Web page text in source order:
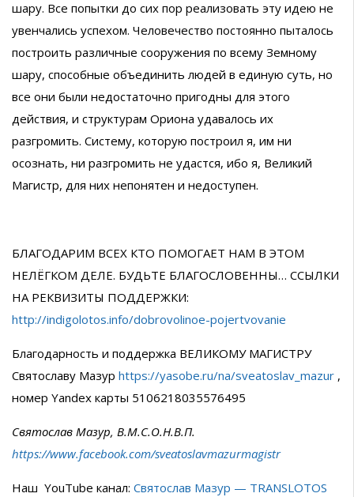
шару. Все попытки до сих пор реализовать эту идею не
увенчались успехом. Человечество постоянно пыталось
построить различные сооружения по всему Земному
шару, способные объединить людей в единую суть, но
все они были недостаточно пригодны для этого
действия, и структурам Ориона удавалось их
разгромить. Систему, которую построил я, им ни
осознать, ни разгромить не удастся, ибо я, Великий
Магистр, для них непонятен и недоступен.
БЛАГОДАРИМ ВСЕХ КТО ПОМОГАЕТ НАМ В ЭТОМ
НЕЛЁГКОМ ДЕЛЕ. БУДЬТЕ БЛАГОСЛОВЕННЫ… ССЫЛКИ
НА РЕКВИЗИТЫ ПОДДЕРЖКИ:
http://indigolotos.info/dobrovolinoe-pojertvovanie
Благодарность и поддержка ВЕЛИКОМУ МАГИСТРУ
Святославу Мазур https://yasobe.ru/na/sveatoslav_mazur ,
номер Yandex карты 5106218035576495
Святослав Мазур, В.М.С.О.Н.В.П.
https://www.facebook.com/sveatoslavmazurmagistr
Наш YouTube канал: Святослав Мазур — TRANSLOTOS